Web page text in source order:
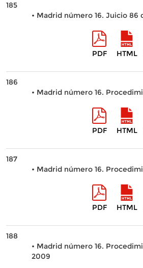
185
• Madrid número 16. Juicio 86
PDF HTML
186
• Madrid número 16.
PDF HTML
187
• Madrid número 16.
PDF HTML
188
• Madrid número 16.
2009